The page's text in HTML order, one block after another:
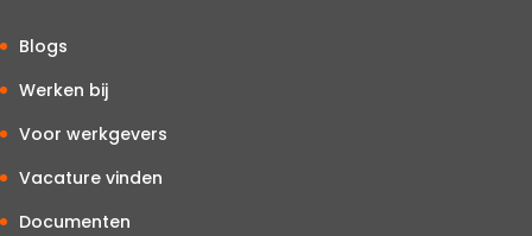
Blogs
Werken bij
Voor werkgevers
Vacature vinden
Documenten